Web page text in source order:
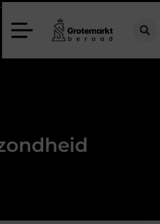
onder je overkapping met een